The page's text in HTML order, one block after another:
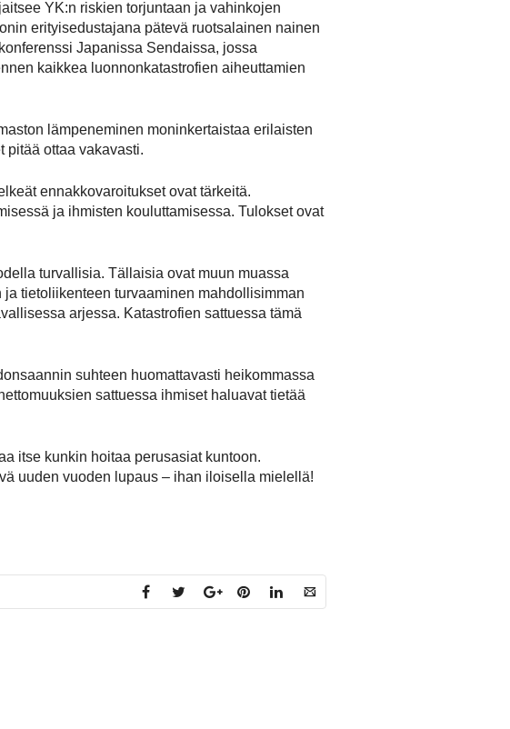
YK:n riskien torjuntaan ja vahinkojen
erityisedustajana pätevä ruotsalainen nainen
Japanissa Sendaissa, jossa
kaikkea luonnonkatastrofien aiheuttamien
lämpeneminen moninkertaistaa erilaisten
pitää ottaa vakavasti.
ennakkovaroitukset ovat tärkeitä.
ja ihmisten kouluttamisessa. Tulokset ovat
turvallisia. Tällaisia ovat muun muassa
tietoliikenteen turvaaminen mahdollisimman
arjessa. Katastrofien sattuessa tämä
suhteen huomattavasti heikommassa
sattuessa ihmiset haluavat tietää
itse kunkin hoitaa perusasiat kuntoon.
uuden vuoden lupaus – ihan iloisella mielellä!